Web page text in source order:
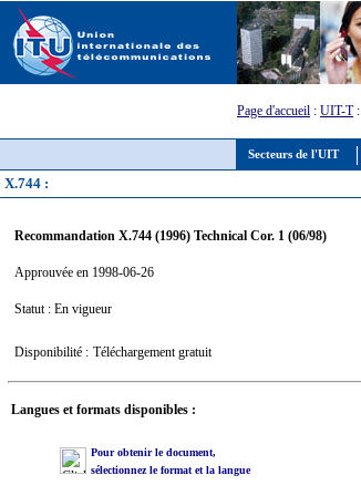
Secteurs de l'UIT
Page d'accueil : UIT-T:
X.744 :
Recommandation X.744 (1996) Technical Cor. 1 (06/98)
Approuvée en 1998-06-26
Statut : En vigueur
Disponibilité : Téléchargement gratuit
Langues et formats disponibles :
Pour obtenir le document,
sélectionnez le format et la langue